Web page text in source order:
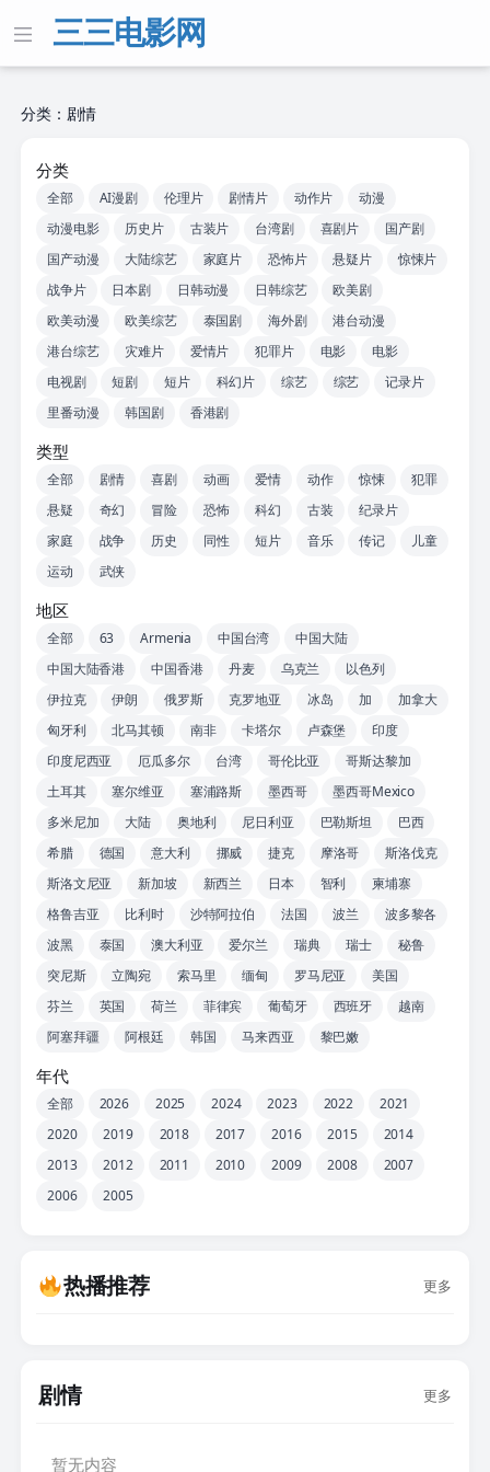
三三电影网
分类：剧情
分类
全部 AI漫剧 伦理片 剧情片 动作片
动漫
动漫电影
历史片 古装片 台湾剧 喜剧片
国产剧
国产动漫
大陆综艺 家庭片 恐怖片 悬疑片
惊悚片
战争片
日本剧 日韩动漫 日韩综艺
欧美剧
欧美动漫
欧美综艺 泰国剧 海外剧
港台动漫
港台综艺
灾难片 爱情片 犯罪片 电影
电影
电视剧
短剧 短片 科幻片 综艺 综艺
记录片
里番动漫
韩国剧 香港剧
类型
全部 剧情 喜剧 动画 爱情 动作 惊悚
犯罪
悬疑
奇幻 冒险 恐怖 科幻 古装
纪录片
家庭
战争 历史 同性 短片 音乐 传记
儿童
运动
武侠
地区
全部 63 Armenia 中国台湾
中国大陆
中国大陆香港
中国香港 丹麦 乌克兰
以色列
伊拉克
伊朗 俄罗斯 克罗地亚 冰岛 加
加拿大
匈牙利
北马其顿 南非 卡塔尔 卢森堡
印度
印度尼西亚
厄瓜多尔 台湾 哥伦比亚
哥斯达黎加
土耳其
塞尔维亚 塞浦路斯 墨西哥
墨西哥Mexico
多米尼加
大陆 奥地利 尼日利亚 巴勒斯坦
巴西
希腊
德国 意大利 挪威 捷克 摩洛哥
斯洛伐克
斯洛文尼亚
新加坡 新西兰 日本 智利
柬埔寨
格鲁吉亚
比利时 沙特阿拉伯 法国 波兰
波多黎各
波黑
泰国 澳大利亚 爱尔兰 瑞典 瑞士
秘鲁
突尼斯
立陶宛 索马里 缅甸 罗马尼亚
美国
芬兰
英国 荷兰 菲律宾 葡萄牙 西班牙
越南
阿塞拜疆
阿根廷 韩国 马来西亚 黎巴嫩
年代
全部 2026 2025 2024 2023 2022
2021
2020
2019 2018 2017 2016 2015
2014
2013
2012 2011 2010 2009 2008
2007
2006
2005
热播推荐 更多
剧情 更多
暂无内容